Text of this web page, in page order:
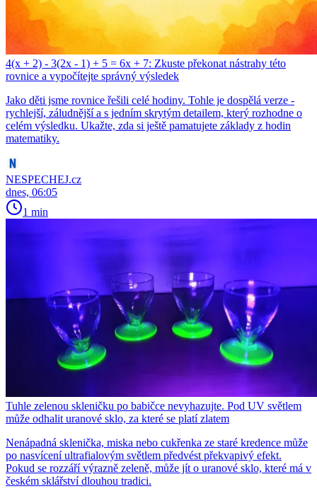
4(x + 2) - 3(2x - 1) + 5 = 6x + 7: Zkuste překonat nástrahy této
rovnice a vypočítejte správný výsledek
Jako děti jsme rovnice řešili celé hodiny. Tohle je dospělá verze -
rychlejší, záludnější a s jedním skrytým detailem, který rozhodne o
celém výsledku. Ukažte, zda si ještě pamatujete základy z hodin
matematiky.
NESPECHEJ.cz
dnes, 06:05
1 min
Tuhle zelenou skleničku po babičce nevyhazujte. Pod UV světlem
může odhalit uranové sklo, za které se platí zlatem
Nenápadná sklenička, miska nebo cukřenka ze staré kredence může
po nasvícení ultrafialovým světlem předvést překvapivý efekt.
Pokud se rozzáří výrazně zeleně, může jít o uranové sklo, které má v
českém sklářství dlouhou tradici.